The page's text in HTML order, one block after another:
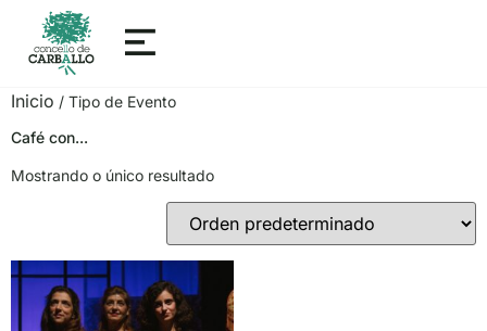
Inicio / Tipo de Evento
Café con...
Mostrando o único resultado